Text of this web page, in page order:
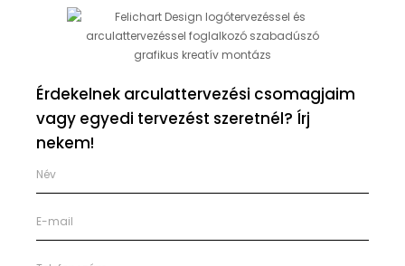
Érdekelnek arculattervezési csomagjaim
vagy egyedi tervezést szeretnél? Írj
nekem!